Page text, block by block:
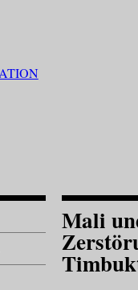
Mali